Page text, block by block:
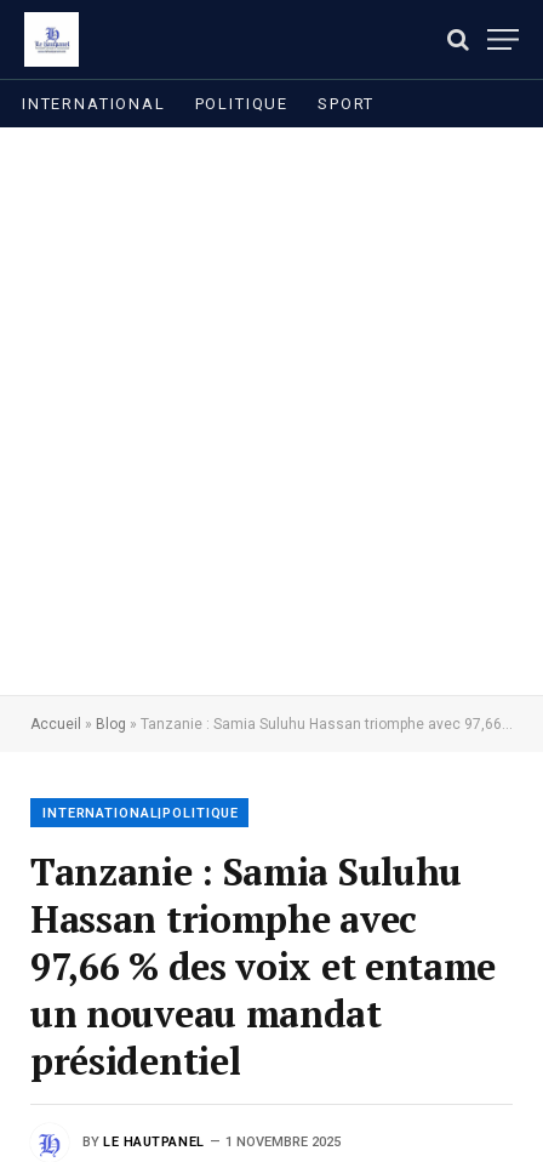
INTERNATIONAL POLITIQUE SPORT
Accueil » Blog » Tanzanie : Samia Suluhu Hassan triomphe avec 97,66 % des voix et entame un nouveau mandat présidentiel
INTERNATIONAL|POLITIQUE
Tanzanie : Samia Suluhu
Hassan triomphe avec
97,66 % des voix et entame
un nouveau mandat
présidentiel
BY LE HAUTPANEL 1 NOVEMBRE 2025